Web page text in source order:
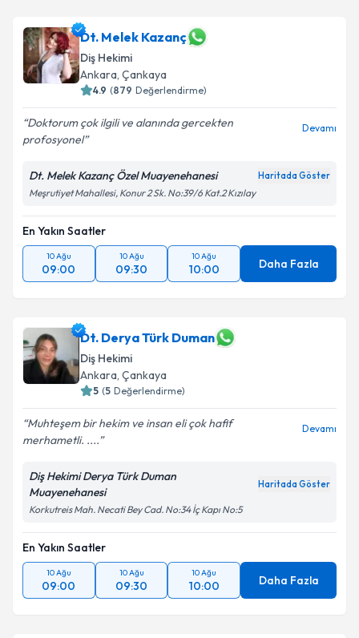
hazırlandığında e-posta ile bilgilendireceğiz.
E-posta Adresiniz
Kişisel verilerimin işlenmesine ilişkin
kapsamda işlenmesini kabul ediyorum.
Dt. Melek Kazanç
Diş Hekimi
Ankara, Çankaya
4.9 (879 Değerlendirme)
Doktorum çok ilgili ve alanında gercekten
profosyonel
Devamı
Dt. Melek Kazanç Özel Muayenehanesi Haritada Göster
Meşrutiyet Mahallesi, Konur 2 Sk. No:39/6 Kat.2 Kızılay
En Yakın Saatler
10 Ağu
09:00
10 Ağu
09:30
10 Ağu
10:00 Daha Fazla
Dt. Derya Türk Duman
Diş Hekimi
Ankara, Çankaya
5 (5 Değerlendirme)
Muhteşem bir hekim ve insan eli çok hafif
merhametli. ....
Devamı
Diş Hekimi Derya Türk Duman
Muayenehanesi
Haritada Göster
Korkutreis Mah. Necati Bey Cad. No:34 İç Kapı No:5
En Yakın Saatler
10 Ağu
09:00
10 Ağu
09:30
10 Ağu
10:00 Daha Fazla